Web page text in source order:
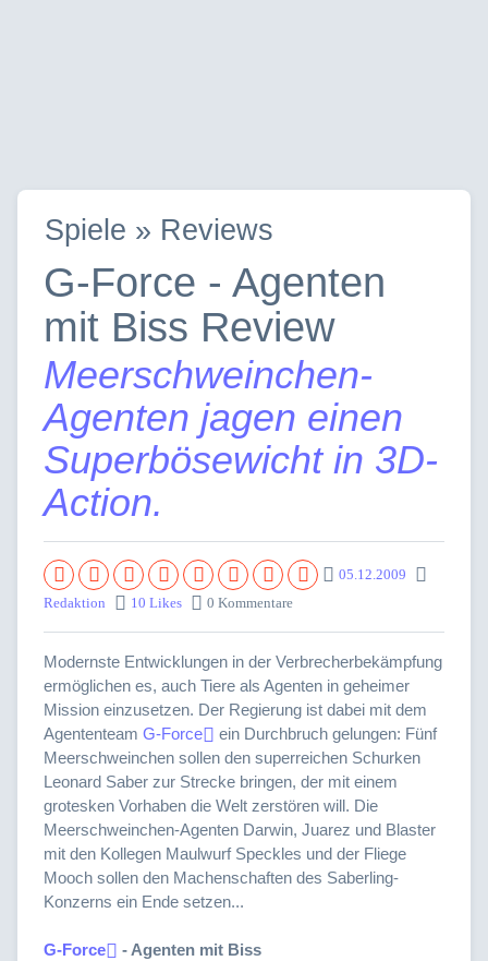
Spiele » Reviews
G-Force - Agenten
mit Biss Review
Meerschweinchen-
Agenten jagen einen
Superbösewicht in 3D-
Action.
05.12.2009
Redaktion
10 Likes 0 Kommentare
Modernste Entwicklungen in der Verbrecherbekämpfung
ermöglichen es, auch Tiere als Agenten in geheimer
Mission einzusetzen. Der Regierung ist dabei mit dem
Agententeam G-Force
ein Durchbruch gelungen: Fünf
Meerschweinchen sollen den superreichen Schurken
Leonard Saber zur Strecke bringen, der mit einem
grotesken Vorhaben die Welt zerstören will. Die
Meerschweinchen-Agenten Darwin, Juarez und Blaster
mit den Kollegen Maulwurf Speckles und der Fliege
Mooch sollen den Machenschaften des Saberling-
Konzerns ein Ende setzen...
G-Force
- Agenten mit Biss